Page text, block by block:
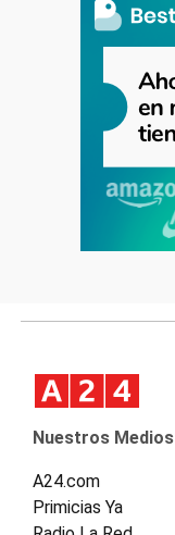
Nuestros Medios
A24.com
Primicias Ya